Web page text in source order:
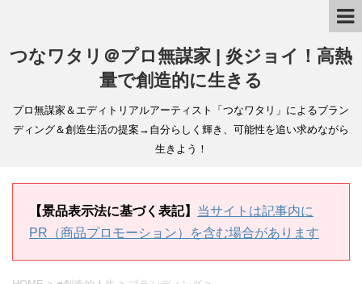
つなワタリ＠プロ無謀家 | 炎ジョイ！高熱
量で創造的に生きる
プロ無謀家＆エディトリアルアーティスト「つなワタリ」によるブラン
ディング＆創造生活の提案→自分らしく輝き、可能性を追い求めながら
生きよう！
【景品表示法に基づく表記】 当サイトは記事内に
PR（商品プロモーション）を含む場合があります